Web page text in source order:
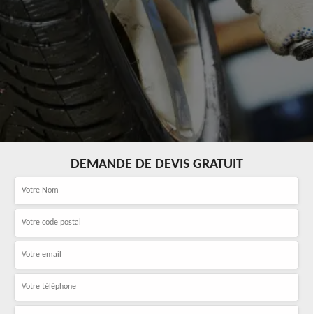
DEMANDE DE DEVIS GRATUIT